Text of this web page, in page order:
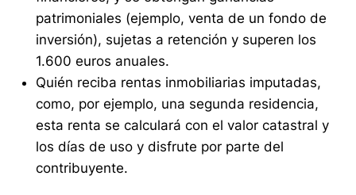
patrimoniales (ejemplo, venta de un fondo de
inversión), sujetas a retención y superen los
1.600 euros anuales.
Quién reciba rentas inmobiliarias imputadas,
como, por ejemplo, una segunda residencia,
esta renta se calculará con el valor catastral y
los días de uso y disfrute por parte del
contribuyente.